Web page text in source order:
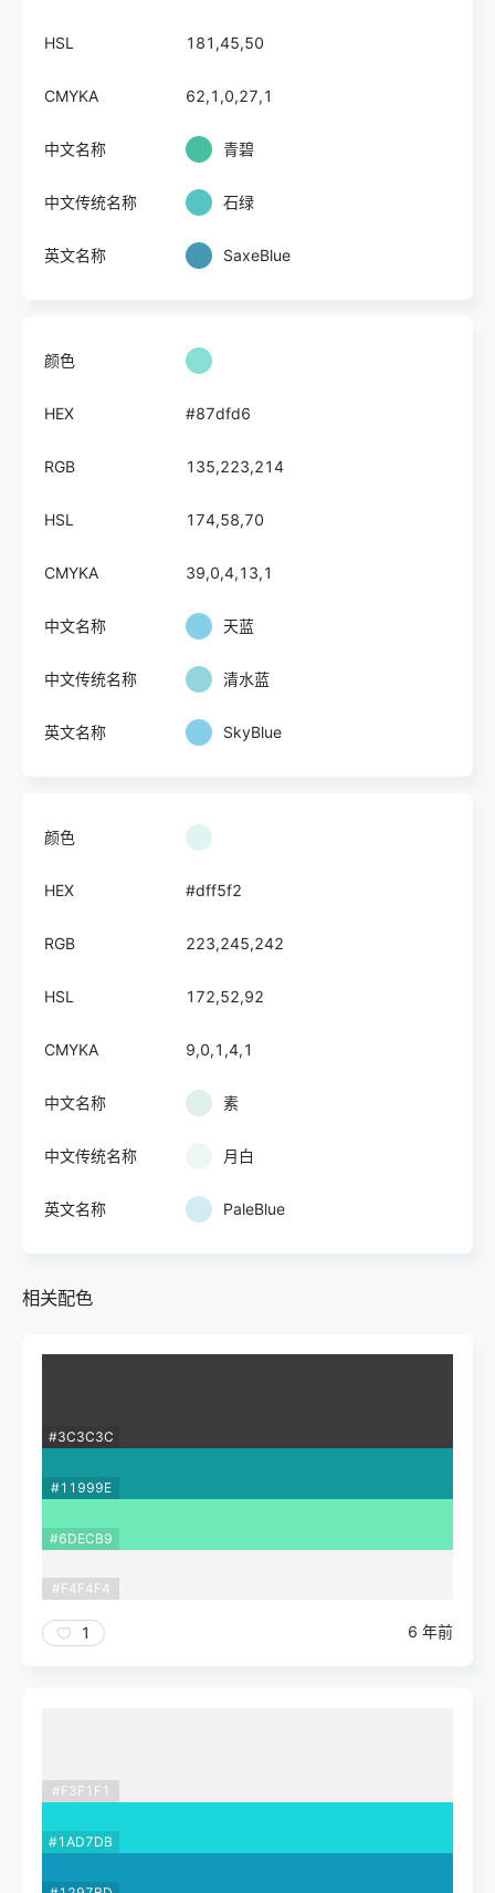
HSL 181,45,50
CMYKA 62,1,0,27,1
中文名称 青碧
中文传统名称 石绿
英文名称 SaxeBlue
颜色
HEX #87dfd6
RGB 135,223,214
HSL 174,58,70
CMYKA 39,0,4,13,1
中文名称 天蓝
中文传统名称 清水蓝
英文名称 SkyBlue
颜色
HEX #dff5f2
RGB 223,245,242
HSL 172,52,92
CMYKA 9,0,1,4,1
中文名称 素
中文传统名称 月白
英文名称 PaleBlue
相关配色
#3C3C3C
#11999E
#6DECB9
#F4F4F4
1 6 年前
#F3F1F1
#1AD7DB